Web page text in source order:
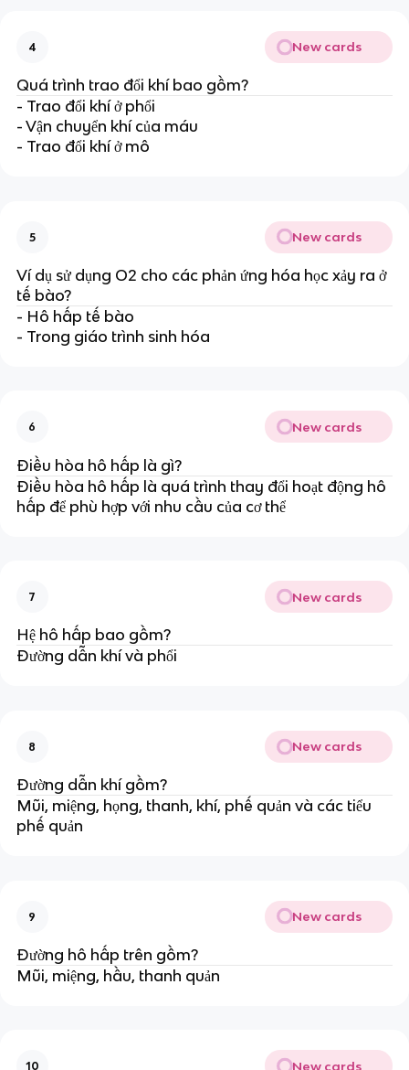
4 New cards
Quá trình trao đổi khí bao gồm?
- Trao đổi khí ở phổi
- Vận chuyển khí của máu
- Trao đổi khí ở mô
5 New cards
Ví dụ sử dụng O2 cho các phản ứng hóa học xảy ra ở
tế bào?
- Hô hấp tế bào
- Trong giáo trình sinh hóa
6 New cards
Điều hòa hô hấp là gì?
Điều hòa hô hấp là quá trình thay đổi hoạt động hô
hấp để phù hợp với nhu cầu của cơ thể
7 New cards
Hệ hô hấp bao gồm?
Đường dẫn khí và phổi
8 New cards
Đường dẫn khí gồm?
Mũi, miệng, họng, thanh, khí, phế quản và các tiểu
phế quản
9 New cards
Đường hô hấp trên gồm?
Mũi, miệng, hầu, thanh quản
10 New cards